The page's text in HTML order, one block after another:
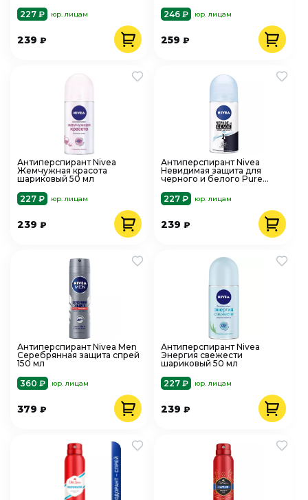
227 ₽
юр. лицам
239 ₽
246 ₽ юр. лицам
259₽
Антиперспирант Nivea
Жемчужная красота
шариковый 50 мл
227 ₽
юр. лицам
239 ₽
Антиперспирант Nivea
Невидимая защита для
черного и белого Pure
227 ₽
юр. лицам
239₽
Антиперспирант Nivea Men
Серебрянная защита спрей
150 мл
360 ₽
юр. лицам
379 ₽
Антиперспирант Nivea
Энергия свежести
шариковый 50 мл
227 ₽
юр. лицам
239₽